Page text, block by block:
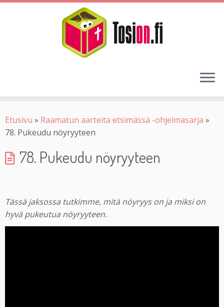
Etusivu » Raamatun aarteita etsimässä -ohjelmasarja »
78. Pukeudu nöyryyteen
78. Pukeudu nöyryyteen
Tässä jaksossa tutkimme, mitä nöyryys on ja miksi on
hyvä pukeutua nöyryyteen.